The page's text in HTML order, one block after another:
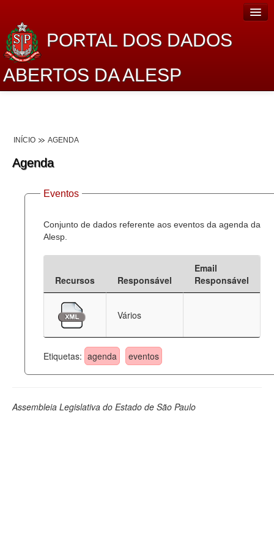
PORTAL DOS DADOS
ABERTOS DA ALESP
Lei de Acesso à Informação
Dados Governamentais Abertos
Planejamento
Catálogo de dados
Deputados Estaduais
Administração
Legislação
INÍCIO AGENDA
Agenda
Eventos
Conjunto de dados referente aos eventos da agenda da
Alesp.
Recursos Responsável
Email
Responsável
Vários
Etiquetas: agenda eventos
Assembleia Legislativa do Estado de São Paulo